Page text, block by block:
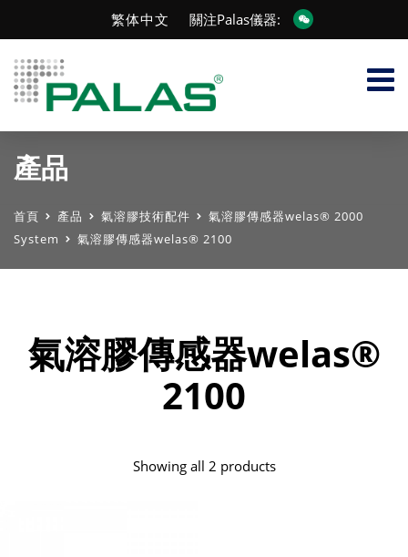
繁体中文 關注Palas儀器:
產品
首頁 產品 氣溶膠技術配件
氣溶膠傳感器welas® 2000
System
氣溶膠傳感器welas® 2100
氣溶膠傳感器welas®
2100
Showing all 2 products